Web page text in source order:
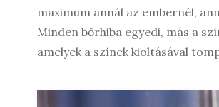
maximum annál az embernél,
Minden bőrhiba egyedi, más a
amelyek a színek kioltásával